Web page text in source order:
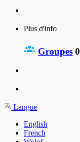
Plus d'info
Groupes 0
Langue
English
French